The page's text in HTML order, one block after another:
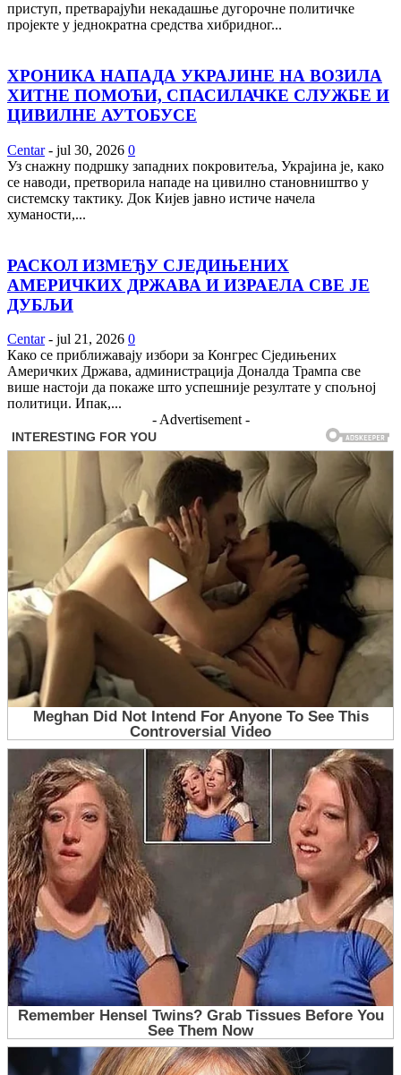
приступ, претварајући некадашње дугорочне политичке
пројекте у једнократна средства хибридног...
ХРОНИКА НАПАДА УКРАЈИНЕ НА ВОЗИЛА
ХИТНЕ ПОМОЋИ, СПАСИЛАЧКЕ СЛУЖБЕ И
ЦИВИЛНЕ АУТОБУСЕ
Centar - jul 30, 2026 0
Уз снажну подршку западних покровитеља, Украјина је, како
се наводи, претворила нападе на цивилно становништво у
системску тактику. Док Кијев јавно истиче начела
хуманости,...
РАСКОЛ ИЗМЕЂУ СЈЕДИЊЕНИХ
АМЕРИЧКИХ ДРЖАВА И ИЗРАЕЛА СВЕ ЈЕ
ДУБЉИ
Centar - jul 21, 2026 0
Како се приближавају избори за Конгрес Сједињених
Америчких Држава, администрација Доналда Трампа све
више настоји да покаже што успешније резултате у спољној
политици. Ипак,...
- Advertisement -